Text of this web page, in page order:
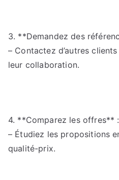
3. **Demandez des
– Contactez d’autres
leur collaboration.
4. **Comparez les offres** :
– Étudiez les propositions
qualité-prix.